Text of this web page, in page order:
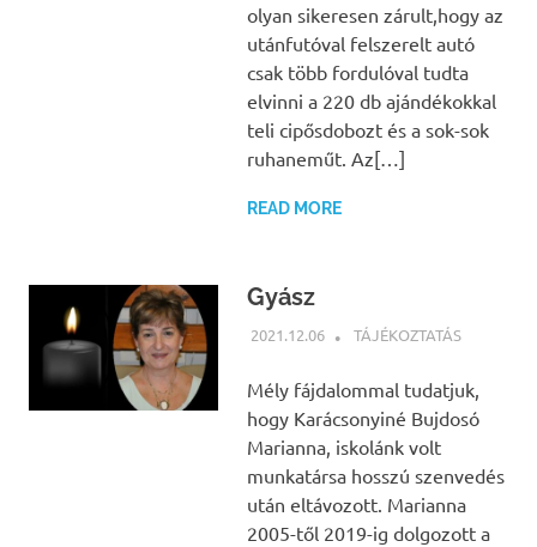
olyan sikeresen zárult,hogy az
utánfutóval felszerelt autó
csak több fordulóval tudta
elvinni a 220 db ajándékokkal
teli cipősdobozt és a sok-sok
ruhaneműt. Az[…]
READ MORE
Gyász
2021.12.06 NBEA
TÁJÉKOZTATÁS
Mély fájdalommal tudatjuk,
hogy Karácsonyiné Bujdosó
Marianna, iskolánk volt
munkatársa hosszú szenvedés
után eltávozott. Marianna
2005-től 2019-ig dolgozott a